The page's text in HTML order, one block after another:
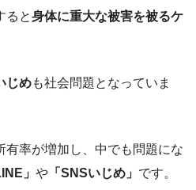
ると身体に重大な被害を被るケ
じめも社会問題となっていま
有率が増加し、中でも問題にな
」 や 「SNSいじめ」 です。